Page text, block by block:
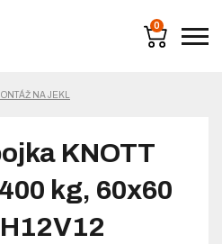
0
NA JEKL
KNOTT
kg, 60x60